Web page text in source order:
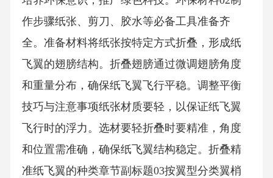
作步骤纸张、剪刀、胶水等必备工具准备齐
全。准备材料将纸张按特定方式折叠，形成纸
飞翼的翅膀结构。折叠翅膀通过微调翅膀角度
和重量分布，确保纸飞翼飞行平稳。调整平衡
技巧与注意事项纸张材质要轻，以保证纸飞翼
飞行时的浮力。选材要轻折叠时要精准，角度
和位置需准确，确保纸飞翼结构稳定。折叠精
准纸飞翼的种类章节副标题03按翼型分类翼梢